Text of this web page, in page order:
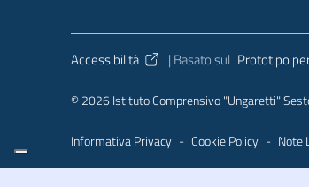
Sezione Link Utili
Accessibilità | Basato sul Prototipo
© 2026 Istituto Comprensivo "Ungaretti"
Informativa Privacy - Cookie Policy - Note